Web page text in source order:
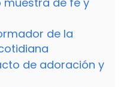
de la
de adoración y